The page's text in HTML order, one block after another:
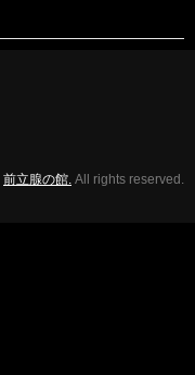
前立腺の館. All rights reserved.